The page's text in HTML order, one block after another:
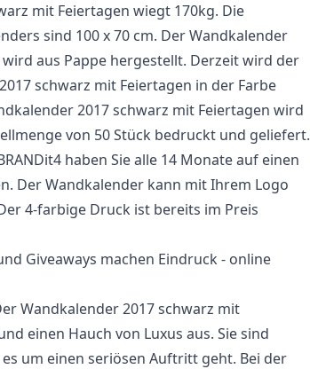
mit Feiertagen wiegt 170kg. Die
sind 100 x 70 cm. Der Wandkalender
aus Pappe hergestellt. Derzeit wird der
schwarz mit Feiertagen in der Farbe
2017 schwarz mit Feiertagen wird
von 50 Stück bedruckt und geliefert.
haben Sie alle 14 Monate auf einen
Der Wandkalender kann mit Ihrem Logo
4-farbige Druck ist bereits im Preis
Giveaways machen Eindruck - online
Wandkalender 2017 schwarz mit
einen Hauch von Luxus aus. Sie sind
um einen seriösen Auftritt geht. Bei der